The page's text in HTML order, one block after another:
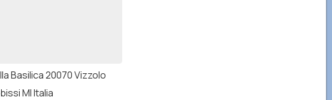
Basilica 20070 Vizzolo
MI Italia